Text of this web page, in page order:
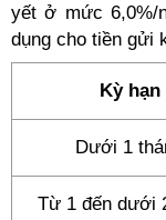
yết ở mức 6,0%/
dụng cho tiền gửi
Kỳ hạn
Dưới 1
Từ 1 đến dưới